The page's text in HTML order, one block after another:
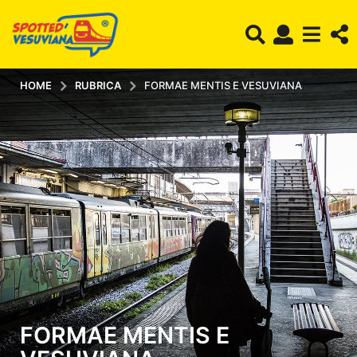
HOME RUBRICA FORMAE MENTIS E VESUVIANA
7
FORMAE MENTIS E